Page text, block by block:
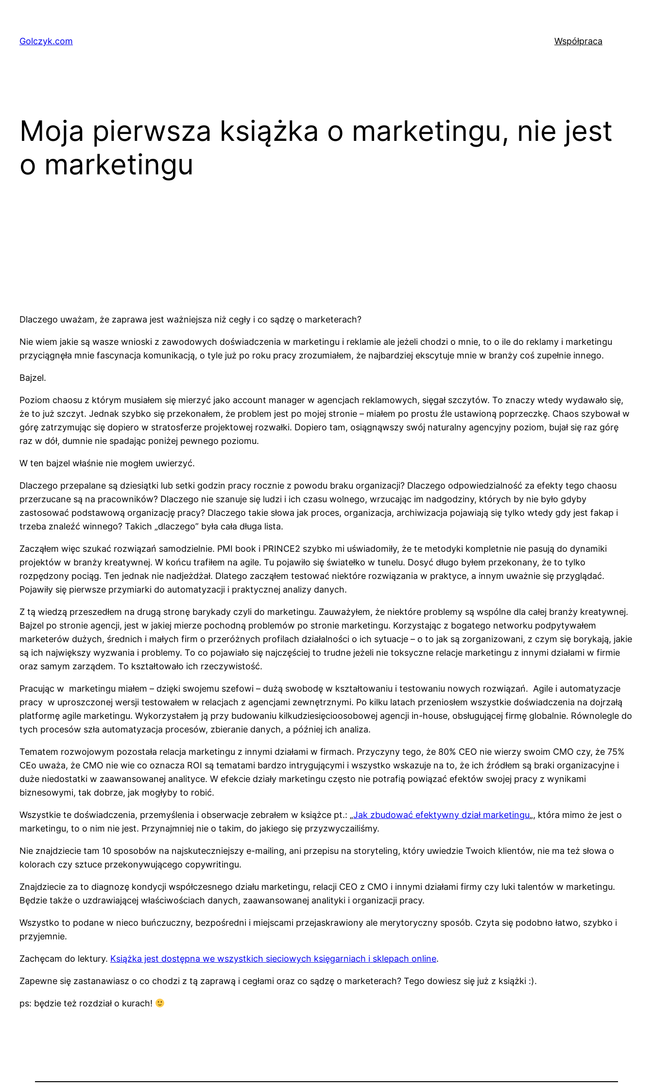
treściGolczyk.com Współpraca
Moja pierwsza książka o marketingu, nie jest
o marketingu
Dlaczego uważam, że zaprawa jest ważniejsza niż cegły i co sądzę o marketerach?
Nie wiem jakie są wasze wnioski z zawodowych doświadczenia w marketingu i reklamie ale jeżeli chodzi o mnie, to o ile do reklamy i marketingu
przyciągnęła mnie fascynacja komunikacją, o tyle już po roku pracy zrozumiałem, że najbardziej ekscytuje mnie w branży coś zupełnie innego.
Bajzel.
Poziom chaosu z którym musiałem się mierzyć jako account manager w agencjach reklamowych, sięgał szczytów. To znaczy wtedy wydawało się,
że to już szczyt. Jednak szybko się przekonałem, że problem jest po mojej stronie – miałem po prostu źle ustawioną poprzeczkę. Chaos szybował w
górę zatrzymując się dopiero w stratosferze projektowej rozwałki. Dopiero tam, osiągnąwszy swój naturalny agencyjny poziom, bujał się raz górę
raz w dół, dumnie nie spadając poniżej pewnego poziomu.
W ten bajzel właśnie nie mogłem uwierzyć.
Dlaczego przepalane są dziesiątki lub setki godzin pracy rocznie z powodu braku organizacji? Dlaczego odpowiedzialność za efekty tego chaosu
przerzucane są na pracowników? Dlaczego nie szanuje się ludzi i ich czasu wolnego, wrzucając im nadgodziny, których by nie było gdyby
zastosować podstawową organizację pracy? Dlaczego takie słowa jak proces, organizacja, archiwizacja pojawiają się tylko wtedy gdy jest fakap i
trzeba znaleźć winnego? Takich „dlaczego” była cała długa lista.
Zacząłem więc szukać rozwiązań samodzielnie. PMI book i PRINCE2 szybko mi uświadomiły, że te metodyki kompletnie nie pasują do dynamiki
projektów w branży kreatywnej. W końcu trafiłem na agile. Tu pojawiło się światełko w tunelu. Dosyć długo byłem przekonany, że to tylko
rozpędzony pociąg. Ten jednak nie nadjeżdżał. Dlatego zacząłem testować niektóre rozwiązania w praktyce, a innym uważnie się przyglądać.
Pojawiły się pierwsze przymiarki do automatyzacji i praktycznej analizy danych.
Z tą wiedzą przeszedłem na drugą stronę barykady czyli do marketingu. Zauważyłem, że niektóre problemy są wspólne dla całej branży kreatywnej.
Bajzel po stronie agencji, jest w jakiej mierze pochodną problemów po stronie marketingu. Korzystając z bogatego networku podpytywałem
marketerów dużych, średnich i małych firm o przeróżnych profilach działalności o ich sytuacje – o to jak są zorganizowani, z czym się borykają, jakie
są ich największy wyzwania i problemy. To co pojawiało się najczęściej to trudne jeżeli nie toksyczne relacje marketingu z innymi działami w firmie
oraz samym zarządem. To kształtowało ich rzeczywistość.
Pracując w marketingu miałem – dzięki swojemu szefowi – dużą swobodę w kształtowaniu i testowaniu nowych rozwiązań. Agile i automatyzacje
pracy w uproszczonej wersji testowałem w relacjach z agencjami zewnętrznymi. Po kilku latach przeniosłem wszystkie doświadczenia na dojrzałą
platformę agile marketingu. Wykorzystałem ją przy budowaniu kilkudziesięcioosobowej agencji in-house, obsługującej firmę globalnie. Równolegle do
tych procesów szła automatyzacja procesów, zbieranie danych, a później ich analiza.
Tematem rozwojowym pozostała relacja marketingu z innymi działami w firmach. Przyczyny tego, że 80% CEO nie wierzy swoim CMO czy, że 75%
CEo uważa, że CMO nie wie co oznacza ROI są tematami bardzo intrygującymi i wszystko wskazuje na to, że ich źródłem są braki organizacyjne i
duże niedostatki w zaawansowanej analityce. W efekcie działy marketingu często nie potrafią powiązać efektów swojej pracy z wynikami
biznesowymi, tak dobrze, jak mogłyby to robić.
Wszystkie te doświadczenia, przemyślenia i obserwacje zebrałem w książce pt.: „Jak zbudować efektywny dział marketingu„, która mimo że jest o
marketingu, to o nim nie jest. Przynajmniej nie o takim, do jakiego się przyzwyczailiśmy.
Nie znajdziecie tam 10 sposobów na najskuteczniejszy e-mailing, ani przepisu na storyteling, który uwiedzie Twoich klientów, nie ma też słowa o
kolorach czy sztuce przekonywującego copywritingu.
Znajdziecie za to diagnozę kondycji współczesnego działu marketingu, relacji CEO z CMO i innymi działami firmy czy luki talentów w marketingu.
Będzie także o uzdrawiającej właściwościach danych, zaawansowanej analityki i organizacji pracy.
Wszystko to podane w nieco buńczuczny, bezpośredni i miejscami przejaskrawiony ale merytoryczny sposób. Czyta się podobno łatwo, szybko i
przyjemnie.
Zachęcam do lektury. Książka jest dostępna we wszystkich sieciowych księgarniach i sklepach online.
Zapewne się zastanawiasz o co chodzi z tą zaprawą i cegłami oraz co sądzę o marketerach? Tego dowiesz się już z książki :).
ps: będzie też rozdział o kurach!